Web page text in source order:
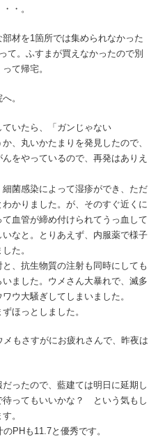
・。
材を1箇所では集められなかった
て。ふすまが買えなかったので別
て帰宅。
。
いたら、「ガンじゃない
、丸いかたまりを発見したので、
をやっているので、再発はありえ
菌感染によって湿疹ができ、ただ
かりました。が、そのすぐ近くに
血管が締め付けられてうっ血して
なと。とりあえず、内服薬で様子
た。
、抗生物質の注射も同時にしても
ました。ウメさん大暴れで、滅多
ウ大騒ぎしてしまいました。
ほっとしました。
もさすがにお疲れさんで、昨夜は
ったので、藍建ては明日に延期し
待ってもいいかな？ という気もし
。
PHも11.7と優秀です。